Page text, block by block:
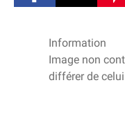
Information
Image non
différer de